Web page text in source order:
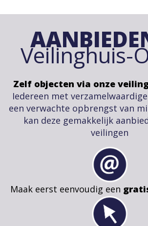
Veilinghuis-
Zelf objecten via onze
Iedereen met
een verwachte opbrengst van
kan deze gemakkelijk
veilingen
Maak eerst eenvoudig een